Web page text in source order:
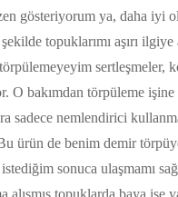
gösteriyorum ya, daha iyi
topuklarımı aşırı ilgiye
sertleşmeler,
O bakımdan törpüleme
sadece nemlendirici
ürün de benim demir
sonuca ulaşmamı